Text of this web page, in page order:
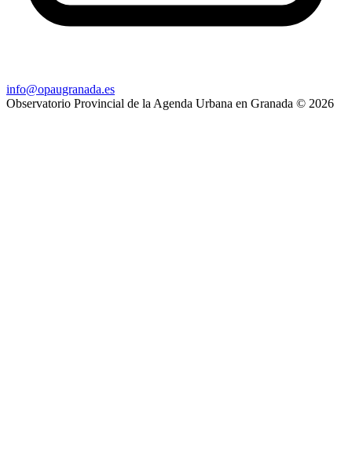
info@opaugranada.es
Observatorio Provincial de la Agenda Urbana en Granada © 2026